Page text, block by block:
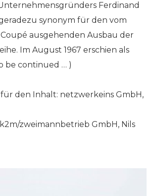
Ferdinand
synonym für den vom
ausgehenden Ausbau der
Im August 1967 erschien als
be continued … )
den Inhalt: netzwerkeins GmbH,
zweimannbetrieb GmbH, Nils